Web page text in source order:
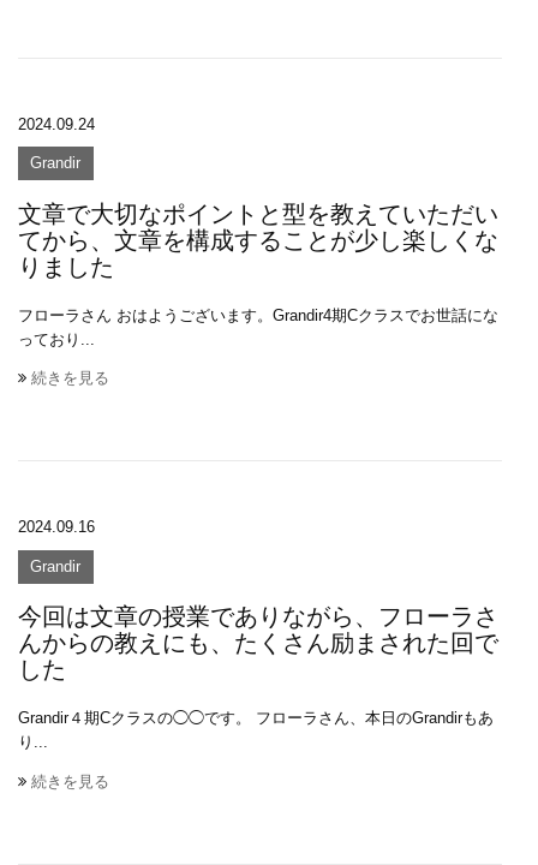
2024.09.24
Grandir
文章で大切なポイントと型を教えていただい
てから、文章を構成することが少し楽しくな
りました
フローラさん おはようございます。Grandir4期Cクラスでお世話にな
っており...
続きを見る
2024.09.16
Grandir
今回は文章の授業でありながら、フローラさ
んからの教えにも、たくさん励まされた回で
した
Grandir４期Cクラスの◯◯です。 フローラさん、本日のGrandirもあ
り...
続きを見る